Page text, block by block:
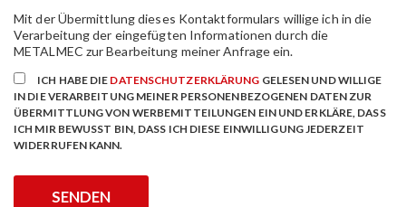
Mit der Übermittlung dieses Kontaktformulars willige ich in die
Verarbeitung der eingefügten Informationen durch die
METALMEC zur Bearbeitung meiner Anfrage ein.
ICH HABE DIE DATENSCHUTZERKLÄRUNG GELESEN UND WILLIGE
IN DIE VERARBEITUNG MEINER PERSONENBEZOGENEN DATEN ZUR
ÜBERMITTLUNG VON WERBEMITTEILUNGEN EIN UND ERKLÄRE, DASS
ICH MIR BEWUSST BIN, DASS ICH DIESE EINWILLIGUNG JEDERZEIT
WIDERRUFEN KANN.